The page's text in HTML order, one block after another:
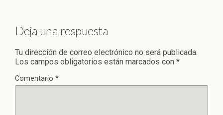
Deja una respuesta
Tu dirección de correo electrónico no será publicada.
Los campos obligatorios están marcados con *
Comentario *